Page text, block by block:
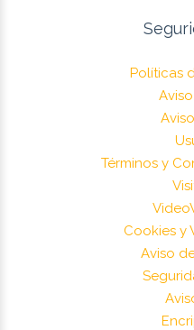
Políticas
Términos y
Cookies y
Aviso